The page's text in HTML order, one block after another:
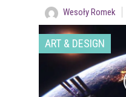
Wesoły Romek
ART & DESIGN